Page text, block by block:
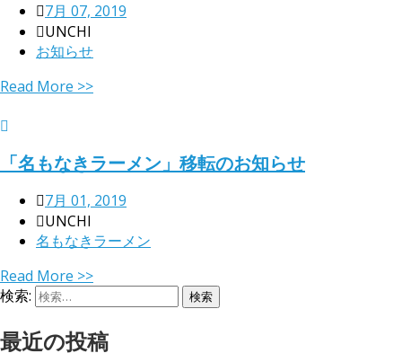
7月 07, 2019
UNCHI
お知らせ
Read More >>
「名もなきラーメン」移転のお知らせ
7月 01, 2019
UNCHI
名もなきラーメン
Read More >>
検索:
最近の投稿